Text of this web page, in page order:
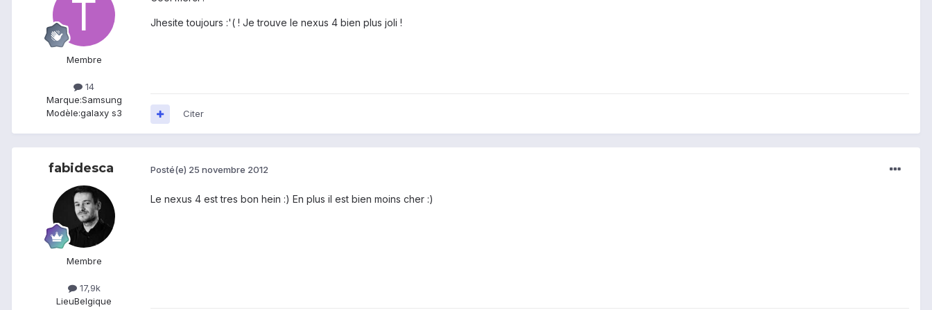
Membre
14
Marque:Samsung
Modèle:galaxy s3
Jhesite toujours :'( ! Je trouve le nexus 4 bien plus joli !
Citer
fabidesca
Membre
17,9k
LieuBelgique
Posté(e) 25 novembre 2012
Le nexus 4 est tres bon hein :) En plus il est bien moins cher :)